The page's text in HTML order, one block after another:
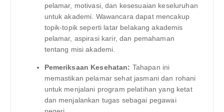
pelamar, motivasi, dan kesesuaian keseluruhan
untuk akademi. Wawancara dapat mencakup
topik-topik seperti latar belakang akademis
pelamar, aspirasi karir, dan pemahaman
tentang misi akademi.
Pemeriksaan Kesehatan: Tahapan ini
memastikan pelamar sehat jasmani dan rohani
untuk menjalani program pelatihan yang ketat
dan menjalankan tugas sebagai pegawai